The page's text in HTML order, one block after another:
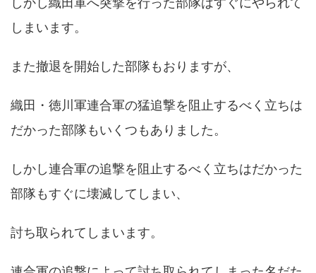
しまいます。
また撤退を開始した部隊もおりますが、
織田・徳川軍連合軍の猛追撃を阻止するべく立ちは
だかった部隊もいくつもありました。
しかし連合軍の追撃を阻止するべく立ちはだかった
部隊もすぐに壊滅してしまい、
討ち取られてしまいます。